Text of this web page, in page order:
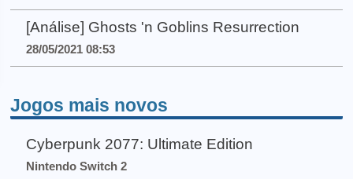
[Análise] Ghosts 'n Goblins Resurrection
28/05/2021 08:53
Jogos mais novos
Cyberpunk 2077: Ultimate Edition
Nintendo Switch 2